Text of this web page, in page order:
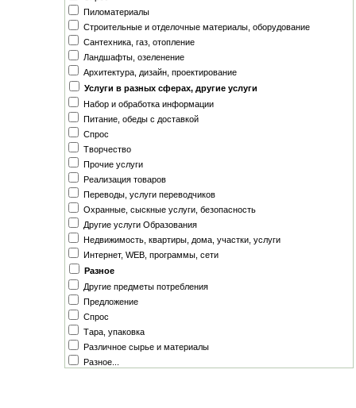
Пиломатериалы
Строительные и отделочные материалы, оборудование
Сантехника, газ, отопление
Ландшафты, озеленение
Архитектура, дизайн, проектирование
Услуги в разных сферах, другие услуги
Набор и обработка информации
Питание, обеды с доставкой
Спрос
Творчество
Прочие услуги
Реализация товаров
Переводы, услуги переводчиков
Охранные, сыскные услуги, безопасность
Другие услуги Образования
Недвижимость, квартиры, дома, участки, услуги
Интернет, WEB, программы, сети
Разное
Другие предметы потребления
Предложение
Спрос
Тара, упаковка
Различное сырье и материалы
Разное...